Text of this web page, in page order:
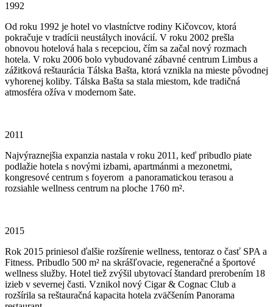
1992
Od roku 1992 je hotel vo vlastníctve rodiny Kičovcov, ktorá
pokračuje v tradícii neustálych inovácií. V roku 2002 prešla
obnovou hotelová hala s recepciou, čím sa začal nový rozmach
hotela. V roku 2006 bolo vybudované zábavné centrum Limbus a
zážitková reštaurácia Tálska Bašta, ktorá vznikla na mieste pôvodnej
vyhorenej koliby. Tálska Bašta sa stala miestom, kde tradičná
atmosféra ožíva v modernom šate.
2011
Najvýraznejšia expanzia nastala v roku 2011, keď pribudlo piate
podlažie hotela s novými izbami, apartmánmi a mezonetmi,
kongresové centrum s foyerom a panoramatickou terasou a
rozsiahle wellness centrum na ploche 1760 m².
2015
Rok 2015 priniesol ďalšie rozšírenie wellness, tentoraz o časť SPA a
Fitness. Pribudlo 500 m² na skrášľovacie, regeneračné a športové
wellness služby. Hotel tiež zvýšil ubytovací štandard prerobením 18
izieb v severnej časti. Vznikol nový Cigar & Cognac Club a
rozšírila sa reštauračná kapacita hotela zväčšením Panorama